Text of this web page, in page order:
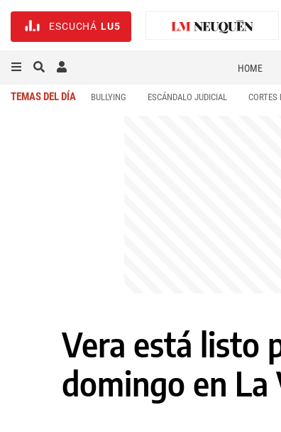
ESCUCHÁ LU5
HOME
TEMAS DEL DÍA BULLYING ESCÁNDALO JUDICIAL CORTES
Vera está listo
domingo en La